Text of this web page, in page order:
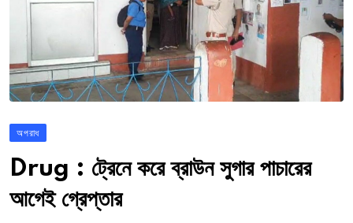
অপরাধ
Drug : ট্রেনে করে ব্রাউন সুগার পাচারের
আগেই গ্রেপ্তার